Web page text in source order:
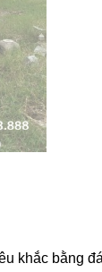
khắc bằng